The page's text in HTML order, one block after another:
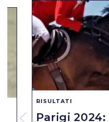
RISULTATI
Parigi